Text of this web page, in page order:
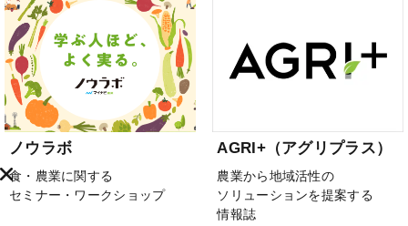
ノウラボ
食・農業に関する
セミナー・ワークショップ
AGRI+（アグリプラス）
農業から地域活性の
ソリューションを提案する
情報誌